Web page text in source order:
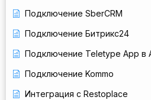
Подключение SberCRM
Подключение Битрикс24
Подключение Teletype App в
Подключение Kommo
Интеграция с Restoplace